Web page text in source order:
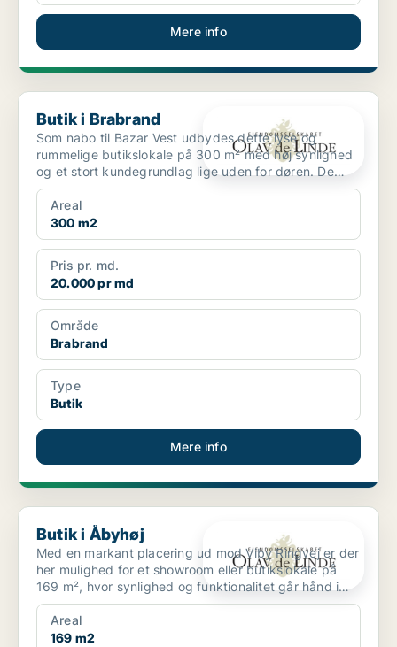
Mere info
Butik i Brabrand
Butik i Brabrand
Som nabo til Bazar Vest udbydes dette lyse og
rummelige butikslokale på 300 m² med høj synlighed
og et stort kundegrundlag lige uden for døren. De
brede udst...
Areal
300 m2
Pris pr. md.
20.000 pr md
Område
Brabrand
Type
Butik
Mere info
Butik i Åbyhøj
Butik i Åbyhøj
Med en markant placering ud mod Viby Ringvej er der
her mulighed for et showroom eller butikslokale på
169 m², hvor synlighed og funktionalitet går hånd i
hå...
Areal
169 m2